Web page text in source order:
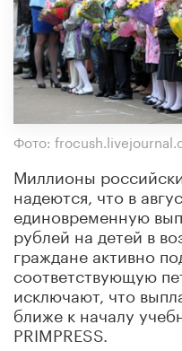
Фото:
Миллионы
надеются, что в
единовременную
рублей на детей в
граждане активно
соответствующую
исключают, что
ближе к началу
PRIMPRESS.